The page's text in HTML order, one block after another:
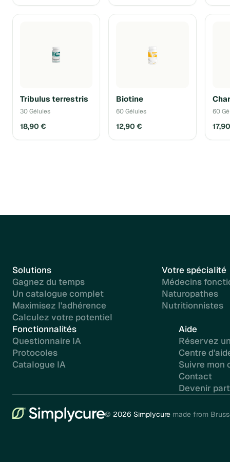
Tribulus terrestris
30 Gélules
18,90 €
Biotine
60 Gélules
12,90 €
60
Solutions
Gagnez du temps
Un catalogue complet
Maximisez l'adhérence
Calculez votre potentiel
Votre spécialité
Médecins
Naturopathes
Nutritionnistes
Fonctionnalités
Questionnaire IA
Protocoles
Catalogue IA
Aide
Réservez
Centre
Suivre mon
Contact
Devenir
© 2026 Simplycure made from